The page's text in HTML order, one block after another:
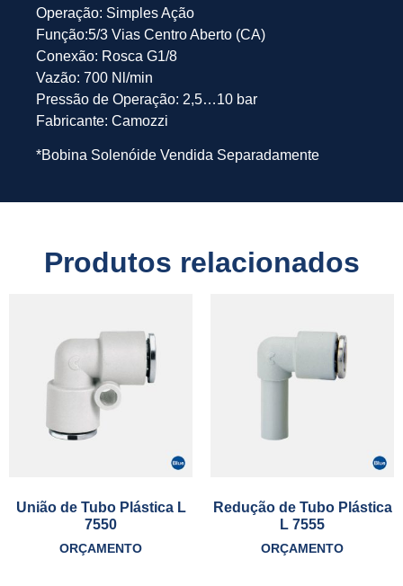
Operação: Simples Ação
Função:5/3 Vias Centro Aberto (CA)
Conexão: Rosca G1/8
Vazão: 700 Nl/min
Pressão de Operação: 2,5…10 bar
Fabricante: Camozzi
*Bobina Solenóide Vendida Separadamente
Produtos relacionados
União de Tubo Plástica L
7550
ORÇAMENTO
Redução de Tubo Plástica
L 7555
ORÇAMENTO